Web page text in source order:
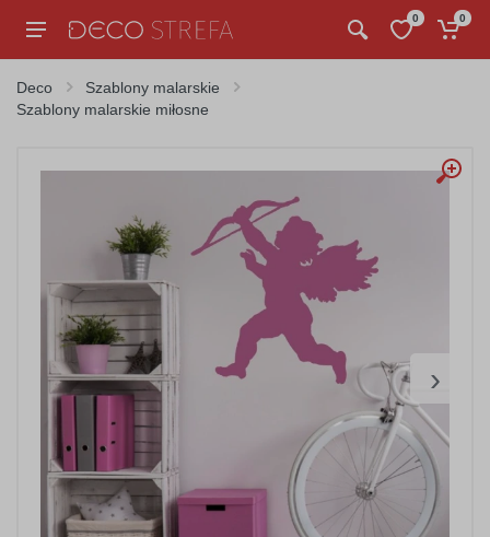
0 0
Deco
Szablony malarskie
Szablony malarskie miłosne
›